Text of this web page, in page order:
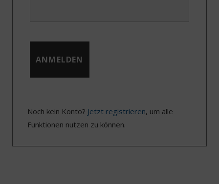
Noch kein Konto? Jetzt registrieren, um alle
Funktionen nutzen zu können.